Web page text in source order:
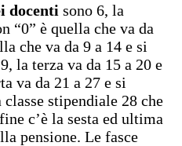
docenti sono 6, la
“0” è quella che va da
che va da 9 a 14 e si
la terza va da 15 a 20 e
va da 21 a 27 e si
stipendiale 28 che
c’è la sesta ed ultima
pensione. Le fasce